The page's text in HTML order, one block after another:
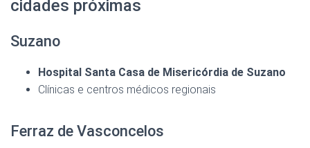
cidades próximas
Suzano
Hospital Santa Casa de Misericórdia de Suzano
Clínicas e centros médicos regionais
Ferraz de Vasconcelos